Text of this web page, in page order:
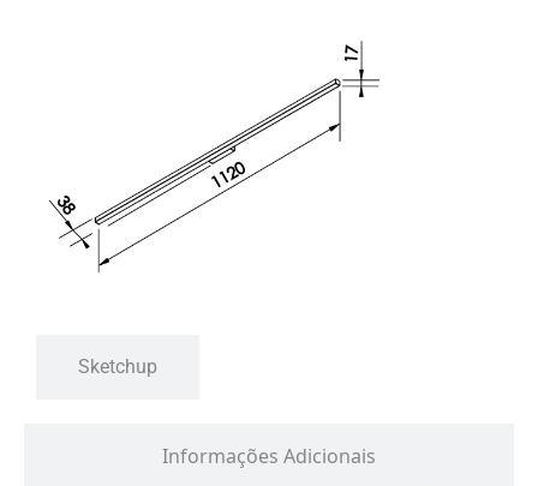
Informações Adicionais
Sketchup